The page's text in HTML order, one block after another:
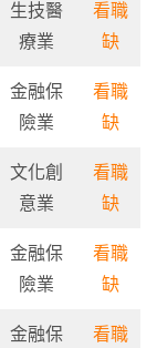
生技醫
療業
看職
缺
金融保
險業
看職
缺
文化創
意業
看職
缺
金融保
險業
看職
缺
金融保
看職